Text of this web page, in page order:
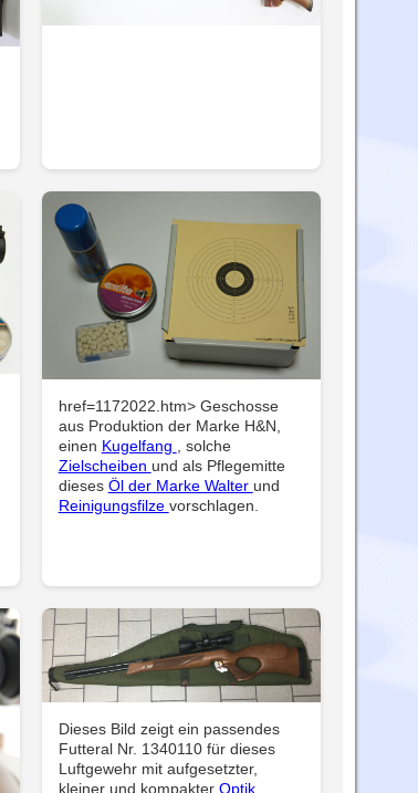
href=1172022.htm> Geschosse
aus Produktion der Marke H&N,
einen Kugelfang
, solche
Zielscheiben und als Pflegemitte
dieses Öl der Marke Walter und
Reinigungsfilze vorschlagen.
Dieses Bild zeigt ein passendes
Futteral Nr. 1340110 für dieses
Luftgewehr mit aufgesetzter,
kleiner und kompakter Optik.